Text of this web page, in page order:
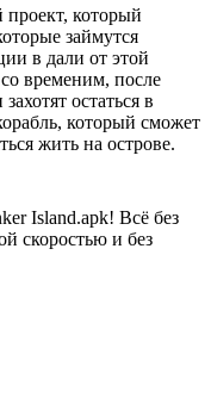
проект, который
займутся
в дали от этой
временим, после
остаться в
который сможет
жить на острове.
Island.apk! Всё без
скоростью и без